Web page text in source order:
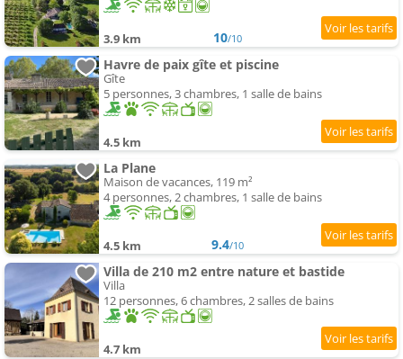
3.9 km 10/10
Havre de paix gîte et piscine
Gîte
5 personnes, 3 chambres, 1 salle de bains
4.5 km
La Plane
Maison de vacances, 119 m²
4 personnes, 2 chambres, 1 salle de bains
4.5 km 9.4/10
Villa de 210 m2 entre nature et bastide
Villa
12 personnes, 6 chambres, 2 salles de bains
4.7 km